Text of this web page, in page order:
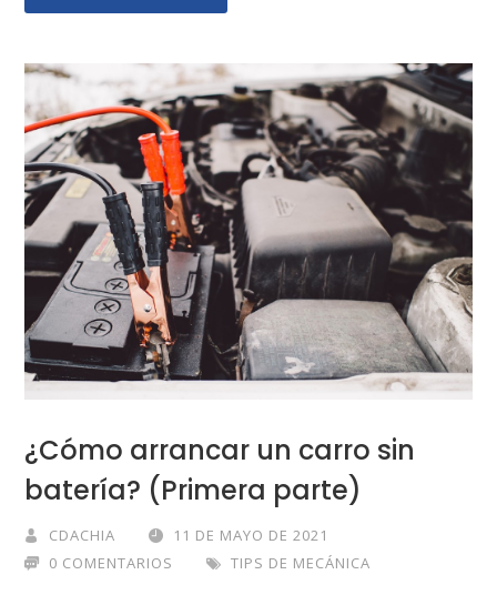
¿Cómo arrancar un carro sin
batería? (Primera parte)
CDACHIA
11 DE MAYO DE 2021
0 COMENTARIOS
TIPS DE MECÁNICA